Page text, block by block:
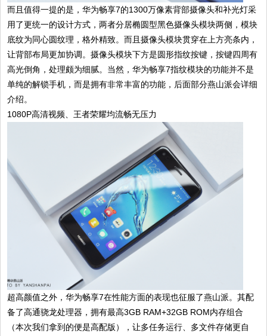
而且值得一提的是，华为畅享7的1300万像素背部摄像头和补光灯采
用了更统一的设计方式，两者分居椭圆型黑色摄像头模块两侧，模块
底纹为同心圆纹理，格外精致。而且摄像头模块贯穿在上方亮条内，
让背部布局更加协调。摄像头模块下方是圆形指纹按键，按键四周有
高光倒角，处理颇为细腻。当然，华为畅享7指纹模块的功能并不是
单纯的解锁手机，而是拥有非常丰富的功能，后面部分燕山派会详细
介绍。
1080P高清视频、王者荣耀均流畅无压力
超高颜值之外，华为畅享7在性能方面的表现也征服了燕山派。其配
备了高通骁龙处理器，拥有最高3GB RAM+32GB ROM内存组合
（本次我们拿到的便是高配版），让多任务运行、多文件存储更自